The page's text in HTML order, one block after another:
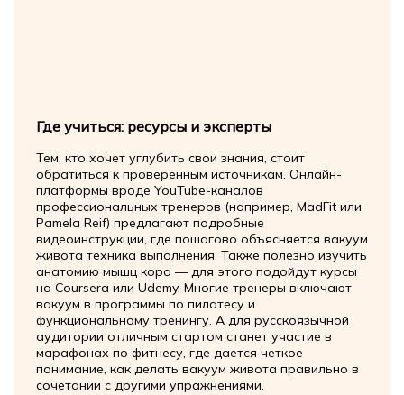
Где учиться: ресурсы и эксперты
Тем, кто хочет углубить свои знания, стоит
обратиться к проверенным источникам. Онлайн-
платформы вроде YouTube-каналов
профессиональных тренеров (например, MadFit или
Pamela Reif) предлагают подробные
видеоинструкции, где пошагово объясняется вакуум
живота техника выполнения. Также полезно изучить
анатомию мышц кора — для этого подойдут курсы
на Coursera или Udemy. Многие тренеры включают
вакуум в программы по пилатесу и
функциональному тренингу. А для русскоязычной
аудитории отличным стартом станет участие в
марафонах по фитнесу, где дается четкое
понимание, как делать вакуум живота правильно в
сочетании с другими упражнениями.